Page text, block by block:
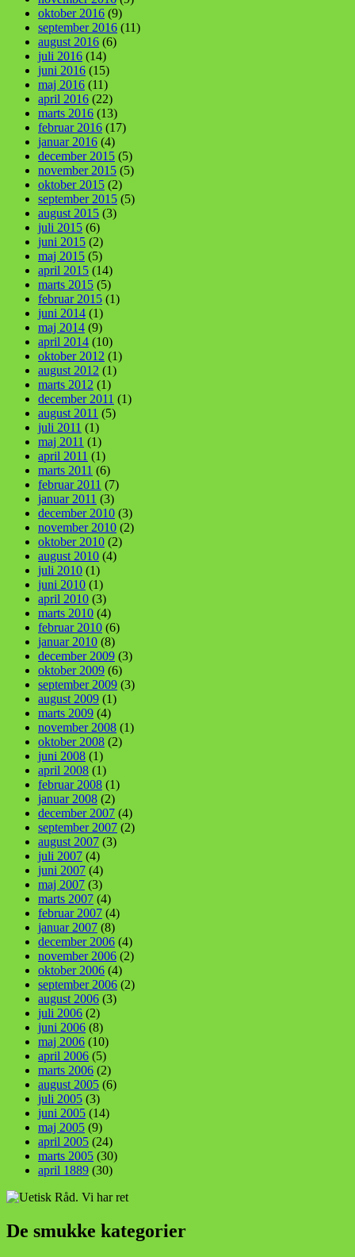
oktober 2016 (9)
september 2016 (11)
august 2016 (6)
juli 2016 (14)
juni 2016 (15)
maj 2016 (11)
april 2016 (22)
marts 2016 (13)
februar 2016 (17)
januar 2016 (4)
december 2015 (5)
november 2015 (5)
oktober 2015 (2)
september 2015 (5)
august 2015 (3)
juli 2015 (6)
juni 2015 (2)
maj 2015 (5)
april 2015 (14)
marts 2015 (5)
februar 2015 (1)
juni 2014 (1)
maj 2014 (9)
april 2014 (10)
oktober 2012 (1)
august 2012 (1)
marts 2012 (1)
december 2011 (1)
august 2011 (5)
juli 2011 (1)
maj 2011 (1)
april 2011 (1)
marts 2011 (6)
februar 2011 (7)
januar 2011 (3)
december 2010 (3)
november 2010 (2)
oktober 2010 (2)
august 2010 (4)
juli 2010 (1)
juni 2010 (1)
april 2010 (3)
marts 2010 (4)
februar 2010 (6)
januar 2010 (8)
december 2009 (3)
oktober 2009 (6)
september 2009 (3)
august 2009 (1)
marts 2009 (4)
november 2008 (1)
oktober 2008 (2)
juni 2008 (1)
april 2008 (1)
februar 2008 (1)
januar 2008 (2)
december 2007 (4)
september 2007 (2)
august 2007 (3)
juli 2007 (4)
juni 2007 (4)
maj 2007 (3)
marts 2007 (4)
februar 2007 (4)
januar 2007 (8)
december 2006 (4)
november 2006 (2)
oktober 2006 (4)
september 2006 (2)
august 2006 (3)
juli 2006 (2)
juni 2006 (8)
maj 2006 (10)
april 2006 (5)
marts 2006 (2)
august 2005 (6)
juli 2005 (3)
juni 2005 (14)
maj 2005 (9)
april 2005 (24)
marts 2005 (30)
april 1889 (30)
De smukke kategorier